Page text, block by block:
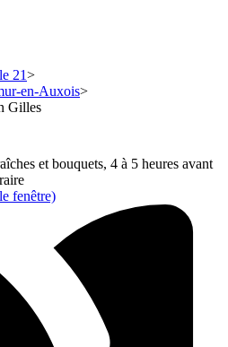
21
en-Auxois
Gilles
et bouquets, 4 à 5 heures avant
fenêtre)